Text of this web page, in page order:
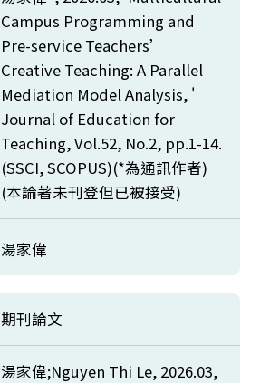
Campus Programming and
Pre-service Teachers’
Creative Teaching: A Parallel
Mediation Model Analysis, '
Journal of Education for
Teaching, Vol.52, No.2, pp.1-14.
(SSCI, SCOPUS)(*為通訊作者)
(本論著未刊登但已被接受)
湯家偉
期刊論文
湯家偉;Nguyen Thi Le, 2026.03,